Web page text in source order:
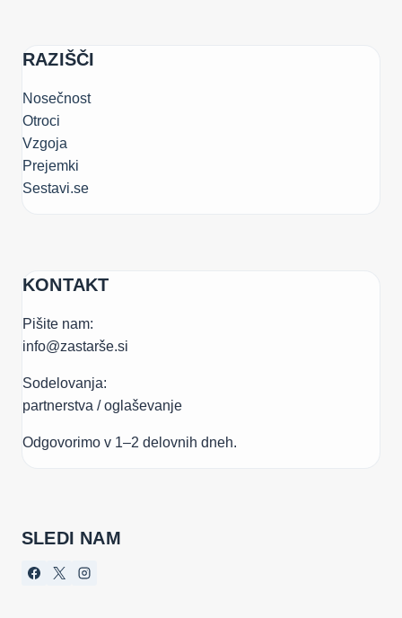
RAZIŠČI
Nosečnost
Otroci
Vzgoja
Prejemki
Sestavi.se
KONTAKT
Pišite nam:
info@zastarše.si
Sodelovanja:
partnerstva / oglaševanje
Odgovorimo v 1–2 delovnih dneh.
SLEDI NAM